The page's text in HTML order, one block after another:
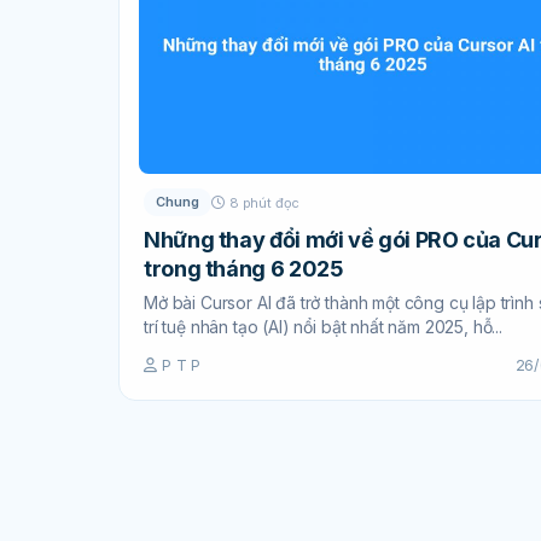
Chung 8 phút đọc
Những thay đổi mới về gói PRO của
trong tháng 6 2025
Mở bài Cursor AI đã trở thành một công cụ lập trình
trí tuệ nhân tạo (AI) nổi bật nhất năm 2025, hỗ...
P T P